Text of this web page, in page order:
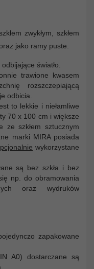
zwykłym, szkłem
jako ramy puste.
światło.
trawione kwasem
rozszczepiającą
odbicia.
to lekkie i niełamliwe
70 x 100 cm i większe
ze szkłem sztucznym
marki MIRA posiada
wykorzystane
są bez szkła i bez
np. do obramowania
oraz wydruków
zapakowane
A0) dostarczane są